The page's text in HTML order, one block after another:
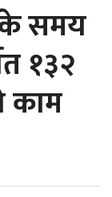
समय
१३२
काम